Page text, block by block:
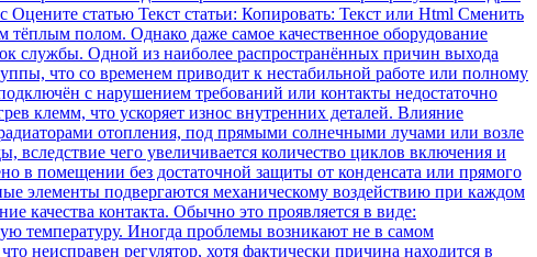
статью Текст статьи: Копировать: Текст или Html Cменить
тёплым полом. Однако даже самое качественное оборудование
службы. Одной из наиболее распространённых причин выхода
что со временем приводит к нестабильной работе или полному
с нарушением требований или контакты недостаточно
клемм, что ускоряет износ внутренних деталей. Влияние
отопления, под прямыми солнечными лучами или возле
чего увеличивается количество циклов включения и
в помещении без достаточной защиты от конденсата или прямого
элементы подвергаются механическому воздействию при каждом
качества контакта. Обычно это проявляется в виде:
температуру. Иногда проблемы возникают не в самом
неисправен регулятор, хотя фактически причина находится в